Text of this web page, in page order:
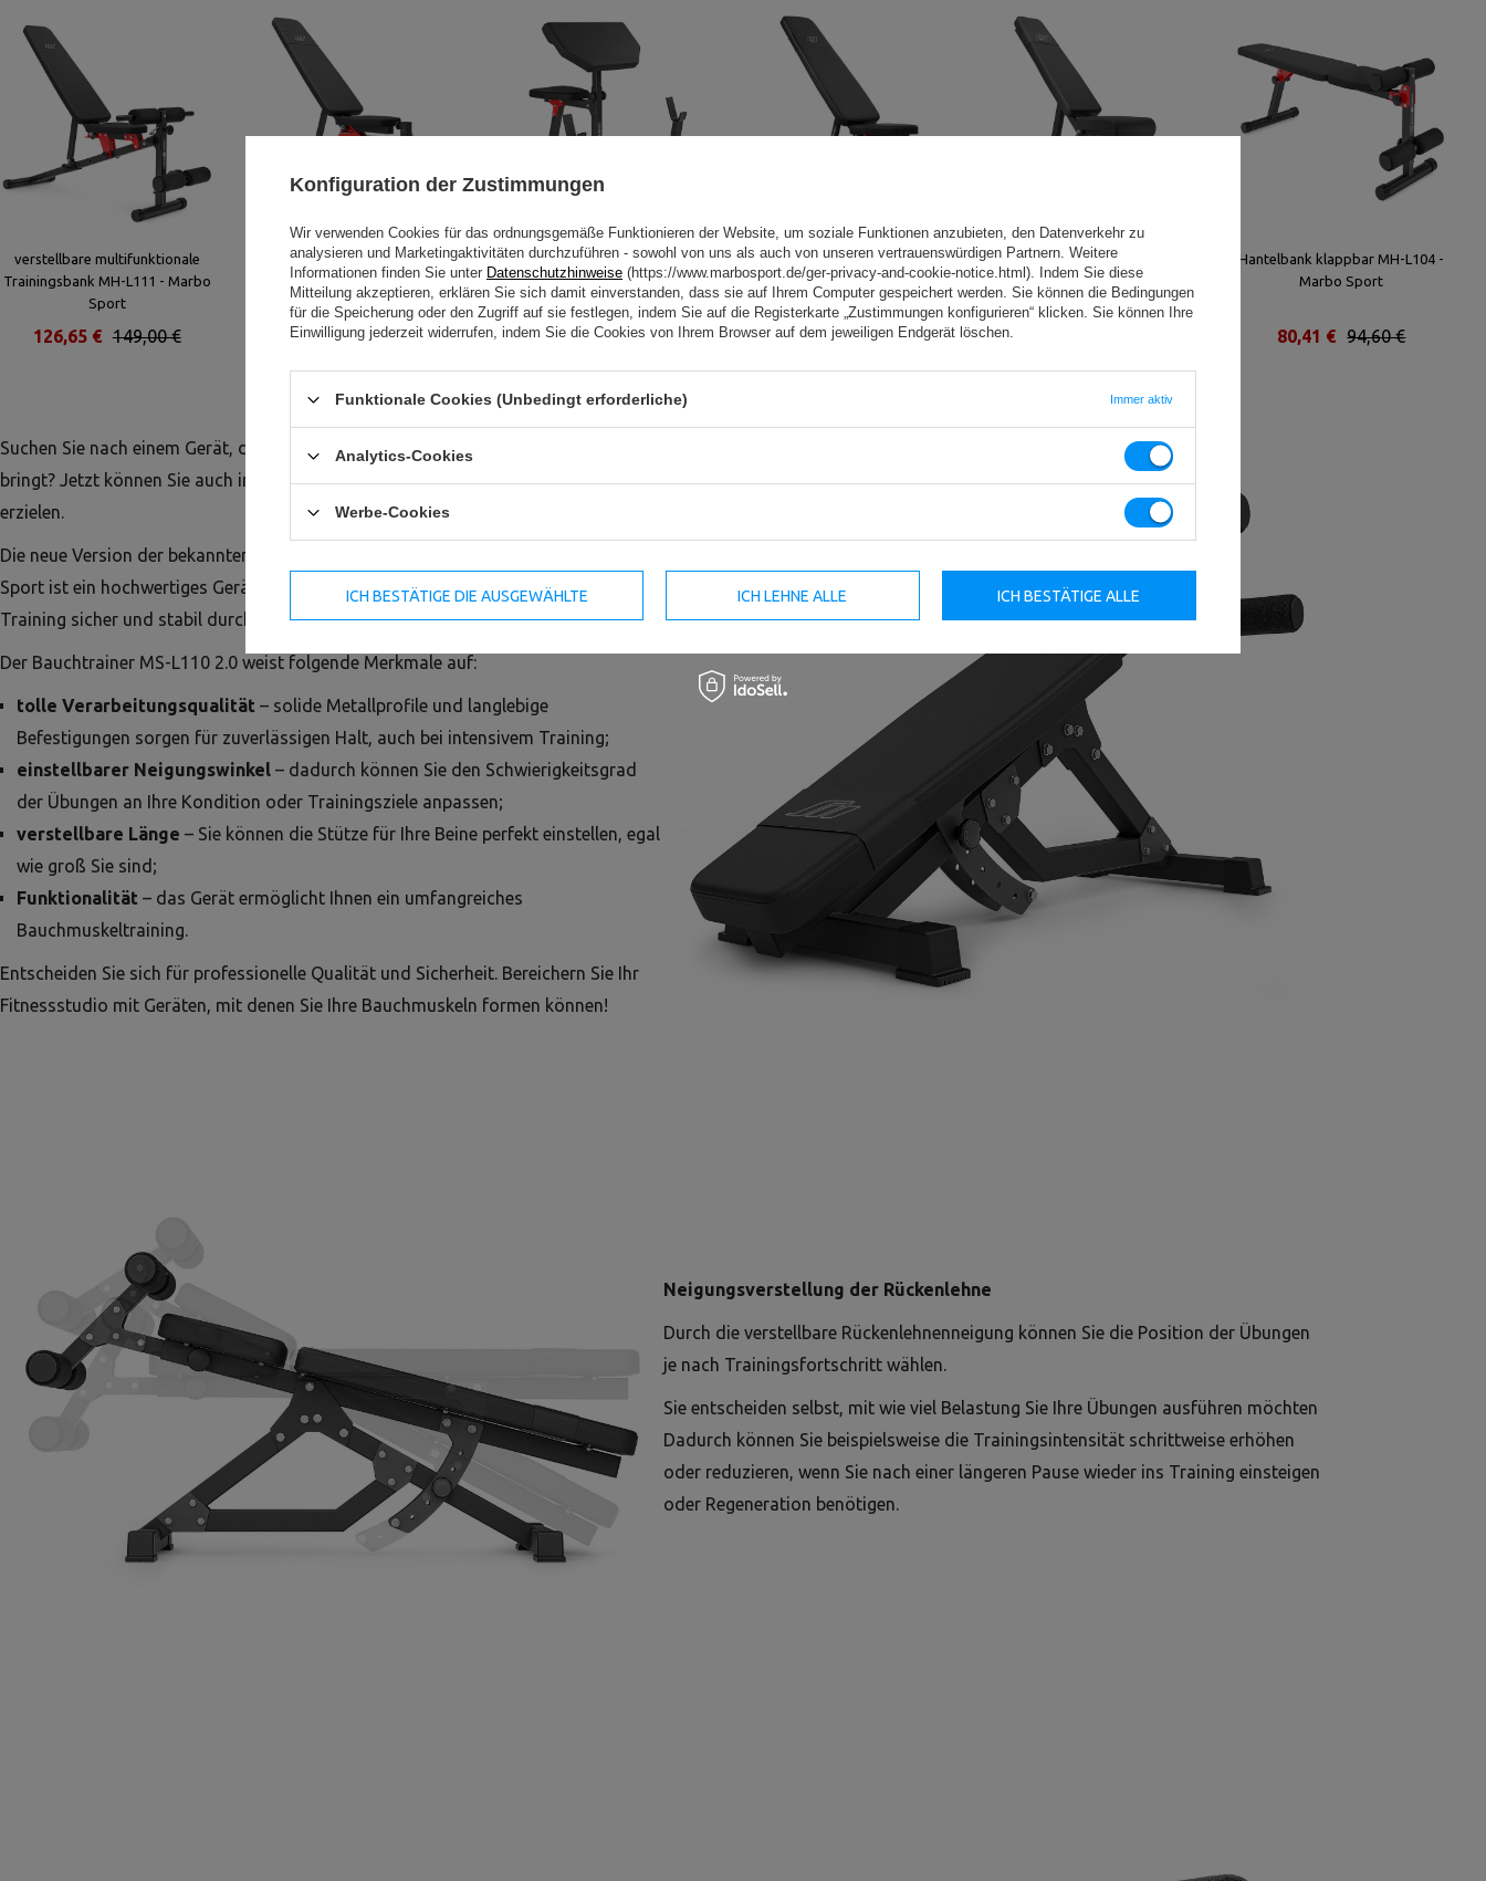
verstellbare multifunktionale
Trainingsbank MH-L111 - Marbo
Sport
149,00 €
126,65 €
Verstellbare Multifunktions
Hantelbank MH-L115 - Marbo
Sport
144,89 €
123,16 €
Curlbank MH-L105 - Marbo
Sport
134,89 €
114,66 €
beidseitig verstellbare
Hantelbank MH-L114 - Marbo
Sport
135,00 €
114,75 €
Verstellbare Schrägbank MS-
L101 2.0 - Marbo Sport
Hantelbank klappbar MH-L104 -
Marbo Sport
94,60 €
80,41 €
Suchen Sie nach einem Gerät, das Ihr Bauchmuskeltraining auf ein höheres Niveau
bringt? Jetzt können Sie auch in Ihrem Heim Fitnessstudio spektakuläre Ergebnisse
erzielen.
Die neue Version der bekannten MS-L110 2.0 Bank für Bauchmuskeln von Marbo
Sport ist ein hochwertiges Gerät, das die Möglichkeit bietet, ein umfangreiches ABS
Training sicher und stabil durchzuführen.
Der Bauchtrainer MS-L110 2.0 weist folgende Merkmale auf:
tolle Verarbeitungsqualität – solide Metallprofile und langlebige
Befestigungen sorgen für zuverlässigen Halt, auch bei intensivem Training;
einstellbarer Neigungswinkel – dadurch können Sie den Schwierigkeitsgrad
der Übungen an Ihre Kondition oder Trainingsziele anpassen;
verstellbare Länge – Sie können die Stütze für Ihre Beine perfekt einstellen, egal
wie groß Sie sind;
Funktionalität – das Gerät ermöglicht Ihnen ein umfangreiches
Bauchmuskeltraining.
Entscheiden Sie sich für professionelle Qualität und Sicherheit. Bereichern Sie Ihr
Fitnessstudio mit Geräten, mit denen Sie Ihre Bauchmuskeln formen können!
Neigungsverstellung der Rückenlehne
Durch die verstellbare Rückenlehnenneigung können Sie die Position der Übungen
je nach Trainingsfortschritt wählen.
Sie entscheiden selbst, mit wie viel Belastung Sie Ihre Übungen ausführen möchten
Dadurch können Sie beispielsweise die Trainingsintensität schrittweise erhöhen
oder reduzieren, wenn Sie nach einer längeren Pause wieder ins Training einsteigen
oder Regeneration benötigen.
Konfiguration der Zustimmungen
Wir verwenden Cookies für das ordnungsgemäße Funktionieren der Website, um soziale Funktionen anzubieten, den Datenverkehr zu
analysieren und Marketingaktivitäten durchzuführen - sowohl von uns als auch von unseren vertrauenswürdigen Partnern. Weitere
Informationen finden Sie unter Datenschutzhinweise (https://www.marbosport.de/ger-privacy-and-cookie-notice.html). Indem Sie diese
Mitteilung akzeptieren, erklären Sie sich damit einverstanden, dass sie auf Ihrem Computer gespeichert werden. Sie können die Bedingungen
für die Speicherung oder den Zugriff auf sie festlegen, indem Sie auf die Registerkarte „Zustimmungen konfigurieren“ klicken. Sie können Ihre
Einwilligung jederzeit widerrufen, indem Sie die Cookies von Ihrem Browser auf dem jeweiligen Endgerät löschen.
Funktionale Cookies (Unbedingt erforderliche) Immer aktiv
Analytics-Cookies
Werbe-Cookies
ICH BESTÄTIGE DIE AUSGEWÄHLTE ICH LEHNE ALLE ICH BESTÄTIGE ALLE